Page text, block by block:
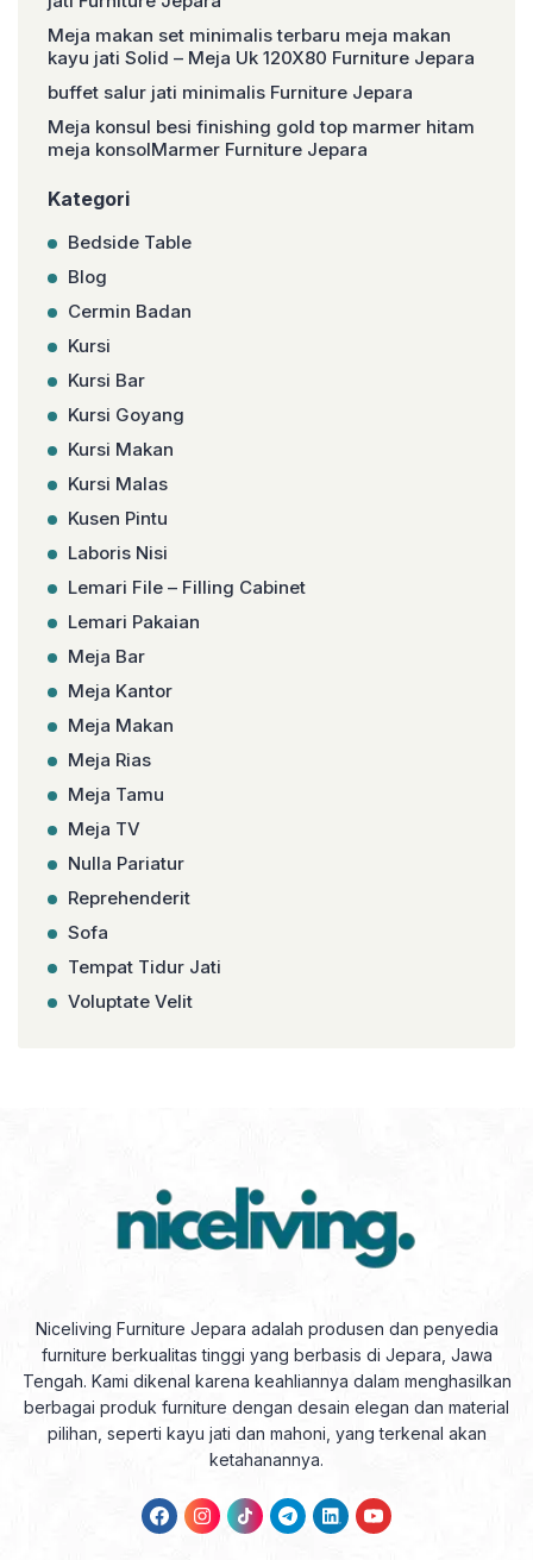
Meja makan set minimalis terbaru meja makan
kayu jati Solid – Meja Uk 120X80 Furniture Jepara
buffet salur jati minimalis Furniture Jepara
Meja konsul besi finishing gold top marmer hitam
meja konsolMarmer Furniture Jepara
Kategori
Bedside Table
Blog
Cermin Badan
Kursi
Kursi Bar
Kursi Goyang
Kursi Makan
Kursi Malas
Kusen Pintu
Laboris Nisi
Lemari File – Filling Cabinet
Lemari Pakaian
Meja Bar
Meja Kantor
Meja Makan
Meja Rias
Meja Tamu
Meja TV
Nulla Pariatur
Reprehenderit
Sofa
Tempat Tidur Jati
Voluptate Velit
Niceliving Furniture Jepara adalah produsen dan penyedia
furniture berkualitas tinggi yang berbasis di Jepara, Jawa
Tengah. Kami dikenal karena keahliannya dalam menghasilkan
berbagai produk furniture dengan desain elegan dan material
pilihan, seperti kayu jati dan mahoni, yang terkenal akan
ketahanannya.